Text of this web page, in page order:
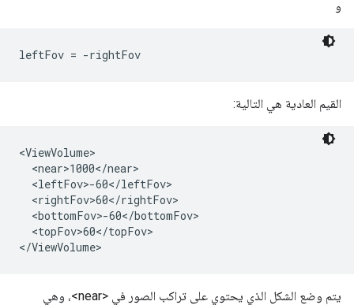
و
leftFov = -rightFov
القيم العادية هي التالية:
<ViewVolume>
  <near>1000</near>
  <leftFov>-60</leftFov>
  <rightFov>60</rightFov>
  <bottomFov>-60</bottomFov>
  <topFov>60</topFov>
</ViewVolume>
يتم وضع الشكل الذي يحتوي على تراكب الصور في <near>، وهي